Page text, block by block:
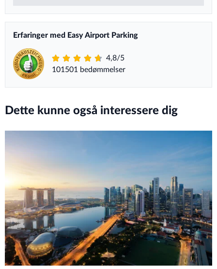
Erfaringer med Easy Airport Parking
4,8/5
101501 bedømmelser
Dette kunne også interessere dig